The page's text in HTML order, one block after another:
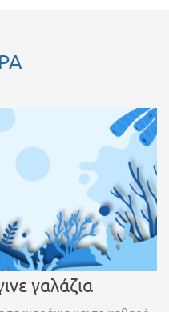
γαλάζια